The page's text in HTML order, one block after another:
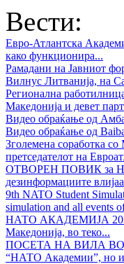
Вести:
Евро-Атлантска
како функционира...
Рамадани на Јавниот
Вилнус Литванија, на
Регионална
Македонија и девет
Видео обраќањe од
Видео обраќање од
Зголемена соработка
претседателот на
ОТВОРЕН ПОВИК за
дезинформациите
9th NATO Student
simulation and all events
НАТО АКАДЕМИЈА
Македонија, во теко...
ПОСЕТА НА ВИЛА
“НАТО Академии”, но